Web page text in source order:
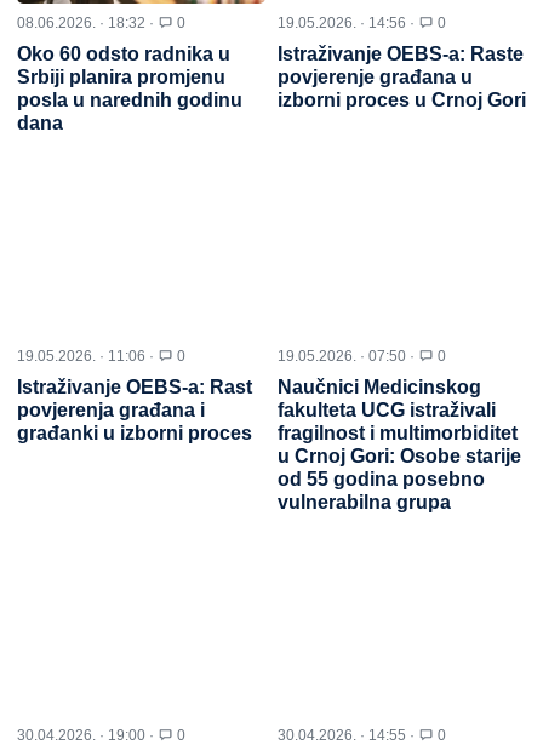
08.06.2026. · 18:32 · 0
Oko 60 odsto radnika u
Srbiji planira promjenu
posla u narednih godinu
dana
19.05.2026. · 14:56 · 0
Istraživanje OEBS-a: Raste
povjerenje građana u
izborni proces u Crnoj Gori
19.05.2026. · 11:06 · 0
Istraživanje OEBS-a: Rast
povjerenja građana i
građanki u izborni proces
19.05.2026. · 07:50 · 0
Naučnici Medicinskog
fakulteta UCG istraživali
fragilnost i multimorbiditet
u Crnoj Gori: Osobe starije
od 55 godina posebno
vulnerabilna grupa
30.04.2026. · 19:00 · 0 30.04.2026. · 14:55 · 0